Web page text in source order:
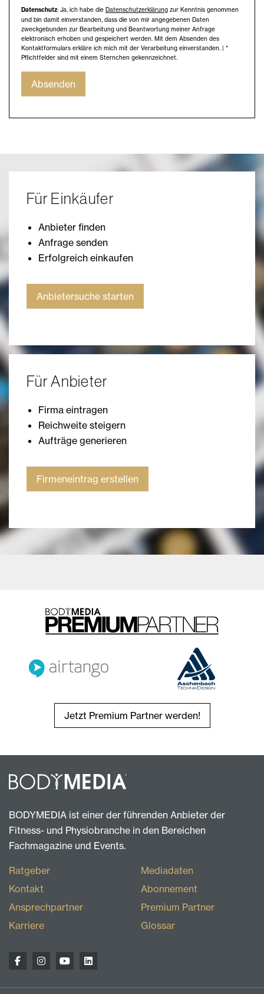
Datenschutz: Ja, ich habe die Datenschutzerklärung zur Kenntnis genommen
und bin damit einverstanden, dass die von mir angegebenen Daten
zweckgebunden zur Bearbeitung und Beantwortung meiner Anfrage
elektronisch erhoben und gespeichert werden. Mit dem Absenden des
Kontaktformulars erkläre ich mich mit der Verarbeitung einverstanden. | *
Pflichtfelder sind mit einem Sternchen gekennzeichnet.
Absenden
Für Einkäufer
Anbieter finden
Anfrage senden
Erfolgreich einkaufen
Anbietersuche starten
Für Anbieter
Firma eintragen
Reichweite steigern
Aufträge generieren
Firmeneintrag erstellen
Jetzt Premium Partner werden!
BODYMEDIA ist einer der führenden Anbieter der
Fitness- und Physiobranche in den Bereichen
Fachmagazine und Events.
Ratgeber
Kontakt
Ansprechpartner
Karriere
Mediadaten
Abonnement
Premium Partner
Glossar